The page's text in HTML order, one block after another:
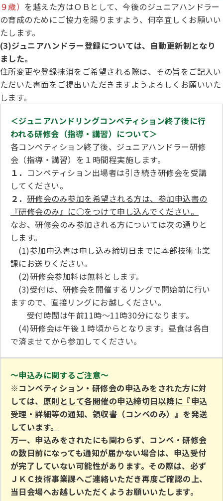
９歳） を越えた方はＯＢとして、今後のジュニアハンドラー
の育成のためにご協力を賜りますよう、何卒宜しくお願いい
たします。
(3)ジュニアハンドラー登録については、自動更新制となり
ました。
住所変更や登録抹消をご希望される際は、その旨をご記入い
ただいた書面をご提出いただきますようよろしくお願いいた
します。
＜ジュニアハンドリングコンペティション終了後に行
われる研修会（指導・講習）について＞
各コンペティション終了後、ジュニアハンドラー研修
会（指導・講習）を１時間程実施します。
１． コンペティション出場者は引き続き研修会を受講
してください。
２． 研修会のみ参加を希望される方は、参加申込書の
『研修会のみ』に○をつけて申し込んでください。
なお、研修会のみ参加される方については次の通りと
します。
(1)参加申込書は申し込み締切日までに本部技術事業
課にお送りください。
(2)研修会参加料は無料とします。
(3)受付は、研修会を開催するリングで開始前に行い
ますので、直接リングにお越しください。
受付時間は午前11時～11時30分になります。
(4)研修会は午後１時頃からとなります。昼食は各自
で済ませてから参加してください。
～申込みに関するご注意～
※コンペティション・研修会の申込みをされた方に対
しては、 原則として各開催の申込締切日以降に『申込
受理・詳細等の通知、領収書（コンペのみ）』を発送
しています。
万一、申込みをされたにも関わらず、コンペ・研修会
の数日前になっても通知が届かない場合は、申込受付
が完了していない可能性があります。その際は、必ず
ＪＫＣ技術事業課へご連絡いただき再度ご確認の上、
当日会場へお越しいただくようお願いいたします。